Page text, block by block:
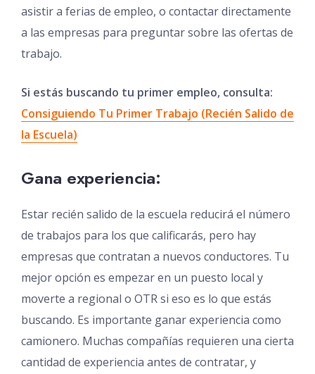
asistir a ferias de empleo, o contactar directamente
a las empresas para preguntar sobre las ofertas de
trabajo.
Si estás buscando tu primer empleo, consulta:
Consiguiendo Tu Primer Trabajo (Recién Salido de
la Escuela)
Gana experiencia:
Estar recién salido de la escuela reducirá el número
de trabajos para los que calificarás, pero hay
empresas que contratan a nuevos conductores. Tu
mejor opción es empezar en un puesto local y
moverte a regional o OTR si eso es lo que estás
buscando. Es importante ganar experiencia como
camionero. Muchas compañías requieren una cierta
cantidad de experiencia antes de contratar, y